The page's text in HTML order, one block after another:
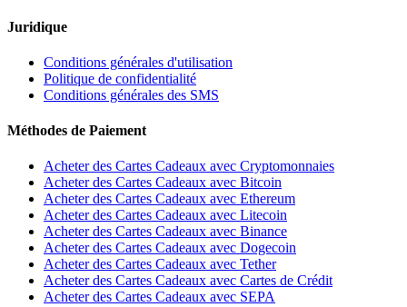
Juridique
Conditions générales d'utilisation
Politique de confidentialité
Conditions générales des SMS
Méthodes de Paiement
Acheter des Cartes Cadeaux avec Cryptomonnaies
Acheter des Cartes Cadeaux avec Bitcoin
Acheter des Cartes Cadeaux avec Ethereum
Acheter des Cartes Cadeaux avec Litecoin
Acheter des Cartes Cadeaux avec Binance
Acheter des Cartes Cadeaux avec Dogecoin
Acheter des Cartes Cadeaux avec Tether
Acheter des Cartes Cadeaux avec Cartes de Crédit
Acheter des Cartes Cadeaux avec SEPA